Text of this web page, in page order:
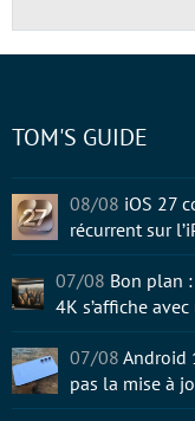
TOM'S GUIDE
08/08 iOS 27
récurrent sur
07/08 Bon plan
4K s’affiche
07/08 Android
pas la mise à